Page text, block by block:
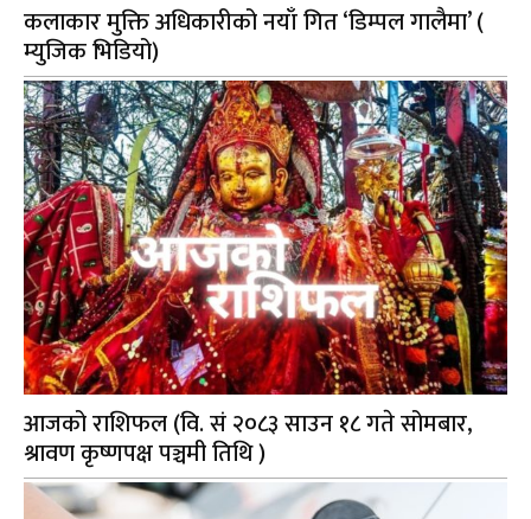
कलाकार मुक्ति अधिकारीको नयाँ गित ‘डिम्पल गालैमा’ (
म्युजिक भिडियो)
आजको राशिफल (वि. सं २०८३ साउन १८ गते सोमबार,
श्रावण कृष्णपक्ष पञ्चमी तिथि )